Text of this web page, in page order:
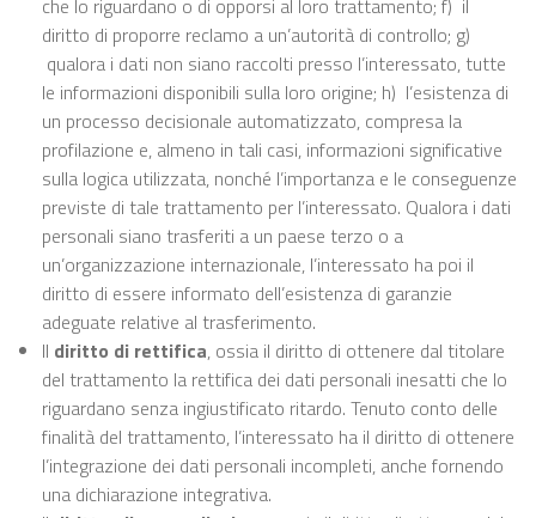
che lo riguardano o di opporsi al loro trattamento; f) il
diritto di proporre reclamo a un’autorità di controllo; g)
qualora i dati non siano raccolti presso l’interessato, tutte
le informazioni disponibili sulla loro origine; h) l’esistenza di
un processo decisionale automatizzato, compresa la
profilazione e, almeno in tali casi, informazioni significative
sulla logica utilizzata, nonché l’importanza e le conseguenze
previste di tale trattamento per l’interessato. Qualora i dati
personali siano trasferiti a un paese terzo o a
un’organizzazione internazionale, l’interessato ha poi il
diritto di essere informato dell’esistenza di garanzie
adeguate relative al trasferimento.
Il diritto di rettifica, ossia il diritto di ottenere dal titolare
del trattamento la rettifica dei dati personali inesatti che lo
riguardano senza ingiustificato ritardo. Tenuto conto delle
finalità del trattamento, l’interessato ha il diritto di ottenere
l’integrazione dei dati personali incompleti, anche fornendo
una dichiarazione integrativa.